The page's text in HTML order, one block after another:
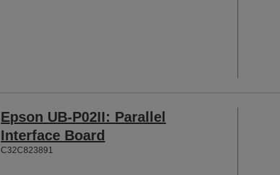
Epson UB-P02II: Parallel
Interface Board
C32C823891